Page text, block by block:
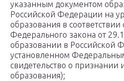
указанным документом
Российской Федерации на
образования в соответствии
Федерального закона от
образовании в Российской
установленном
свидетельство о признании
образования);